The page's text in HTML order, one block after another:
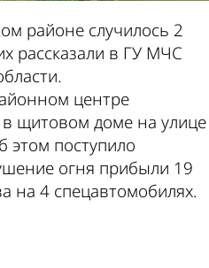
районе случилось 2
рассказали в ГУ МЧС
центре
щитовом доме на улице
поступило
огня прибыли 19
на 4 спецавтомобилях.